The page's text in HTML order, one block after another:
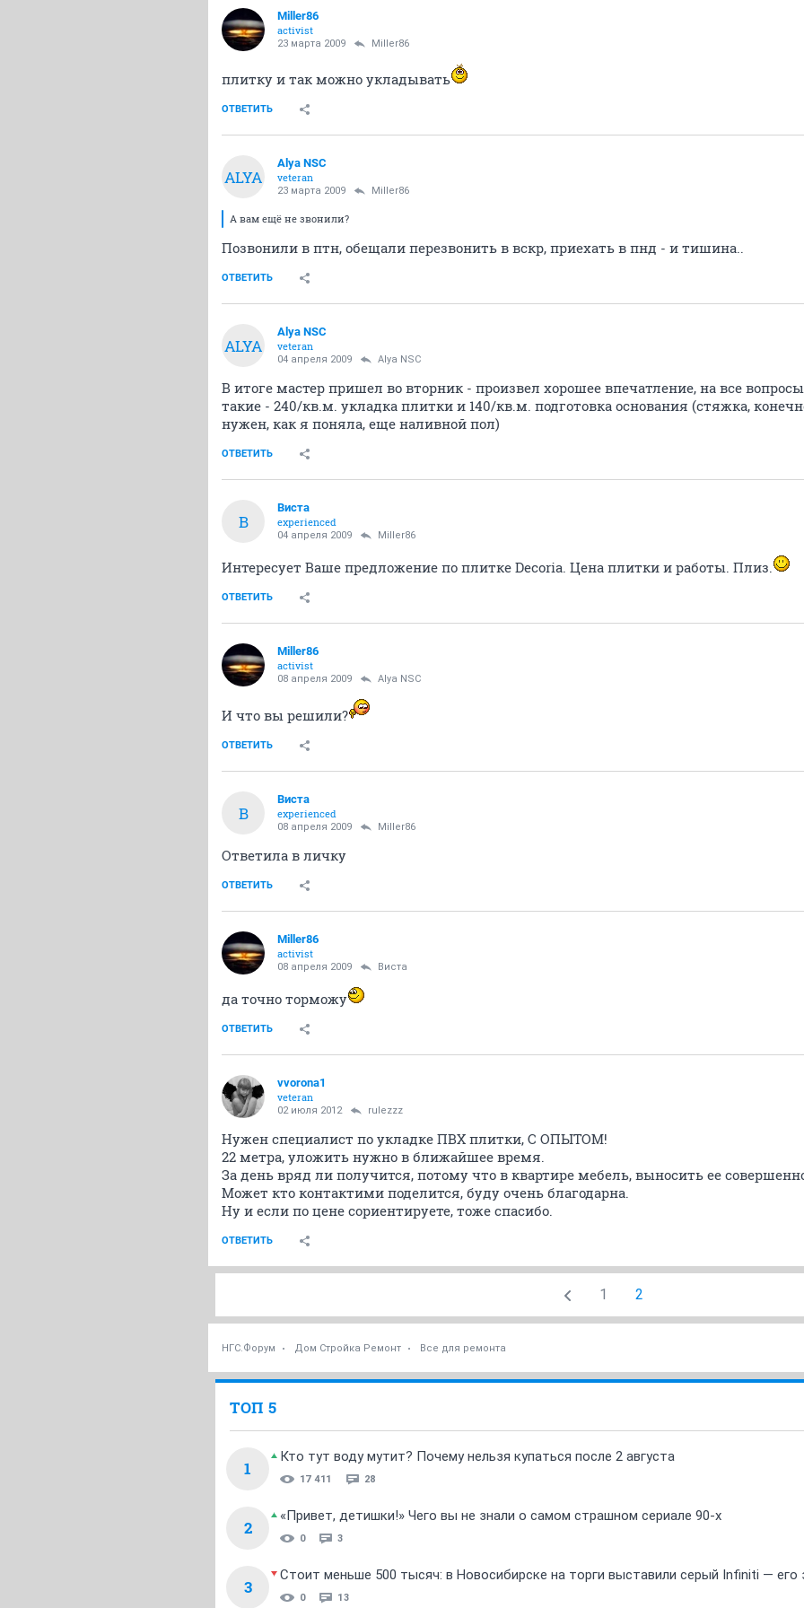
Miller86
activist
23 марта 2009 Miller86
плитку и так можно укладывать
ОТВЕТИТЬ
ALYA
Alya NSC
veteran
23 марта 2009 Miller86
А вам ещё не звонили?
Позвонили в птн, обещали перезвонить в вскр, приехать в пнд - и тишина..
ОТВЕТИТЬ
ALYA
Alya NSC
veteran
04 апреля 2009 Alya NSC
В итоге мастер пришел во вторник - произвел хорошее впечатление, на все
такие - 240/кв.м. укладка плитки и 140/кв.м. подготовка основания (стяжка,
нужен, как я поняла, еще наливной пол)
ОТВЕТИТЬ
В
Виста
experienced
04 апреля 2009 Miller86
Интересует Ваше предложение по плитке Decoria. Цена плитки и работы. Плиз.
ОТВЕТИТЬ
Miller86
activist
08 апреля 2009 Alya NSC
И что вы решили?
ОТВЕТИТЬ
В
Виста
experienced
08 апреля 2009 Miller86
Ответила в личку
ОТВЕТИТЬ
Miller86
activist
08 апреля 2009 Виста
да точно торможу
ОТВЕТИТЬ
vvorona1
veteran
02 июля 2012 rulezzz
Нужен специалист по укладке ПВХ плитки, С ОПЫТОМ!
22 метра, уложить нужно в ближайшее время.
За день вряд ли получится, потому что в квартире мебель, выносить ее
Может кто контактими поделится, буду очень благодарна.
Ну и если по цене сориентируете, тоже спасибо.
ОТВЕТИТЬ
1 2
НГС.Форум Дом Стройка Ремонт Все для ремонта
ТОП 5
1
Кто тут воду мутит? Почему нельзя купаться после 2 августа
17 411 28
2
«Привет, детишки!» Чего вы не знали о самом страшном сериале 90-х
0 3
3
Стоит меньше 500 тысяч: в Новосибирске на торги выставили серый Infiniti — его
0 13